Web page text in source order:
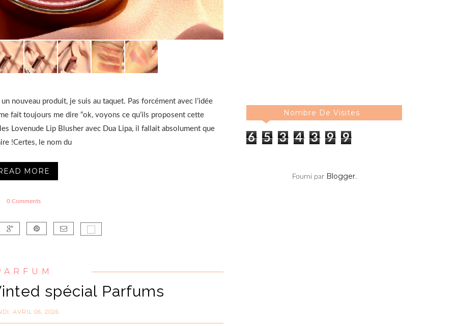
nouveau produit, je suis au taquet. Pas forcément avec l’idée
fait toujours me dire “ok, voyons ce qu’ils proposent cette
Lovenude Lip Blusher avec Dua Lipa, il fallait absolument que
!Certes, le nom du
MORE
0 Comments
spécial Parfums
AVRIL 06, 2026
Nombre De Visites
6 5 3 4 3 9 9
Fourni par Blogger.